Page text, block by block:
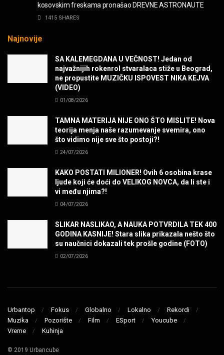
kosovskim freskama pronašao DREVNE ASTRONAUTE
1415 SHARES
Najnovije
SA KALEMEGDANA U VEČNOST! Jedan od
najvažnijih rokenrol stvaralaca stiže u Beograd,
ne propustite MUZIČKU ISPOVEST NIKA KEJVA
(VIDEO)
01/08/2026
TAMNA MATERIJA NIJE ONO ŠTO MISLITE! Nova
teorija menja naše razumevanje svemira, ono
što vidimo nije sve što postoji?!
24/07/2026
KAKO POSTATI MILIONER! Ovih 6 osobina krase
ljude koji će doći do VELIKOG NOVCA, da li ste i
vi među njima?!
04/07/2026
SLIKAR NASLIKAO, A NAUKA POTVRDILA TEK 400
GODINA KASNIJE! Stara slika prikazala nešto što
su naučnici dokazali tek prošle godine (FOTO)
02/07/2026
Urbantop Fokus Globalno Lokalno
Rekordi
Muzika
Pozorište Film ESport
Youcube
Vreme
Kuhinja
© 2019 Urbancube